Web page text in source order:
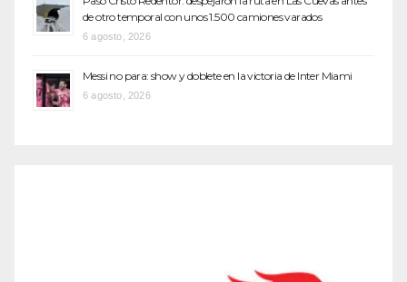
de otro temporal con unos 1.500 camiones varados
6 agosto, 2026
Messi no para: show y doblete en la victoria de Inter Miami
6 agosto, 2026